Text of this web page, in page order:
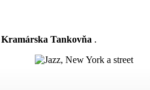
Kramárska Tankovňa .